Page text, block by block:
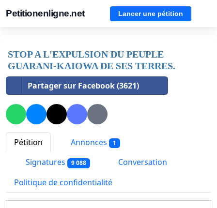
Petitionenligne.net Lancer une pétition
STOP A L'EXPULSION DU PEUPLE
GUARANI-KAIOWA DE SES TERRES.
Partager sur Facebook (3621)
Pétition Annonces 1
Signatures 9 088
Conversation
Politique de confidentialité